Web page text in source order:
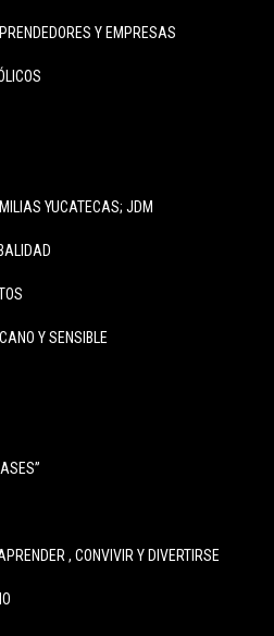
Y EMPRESAS
YUCATECAS; JDM
Y SENSIBLE
, CONVIVIR Y DIVERTIRSE